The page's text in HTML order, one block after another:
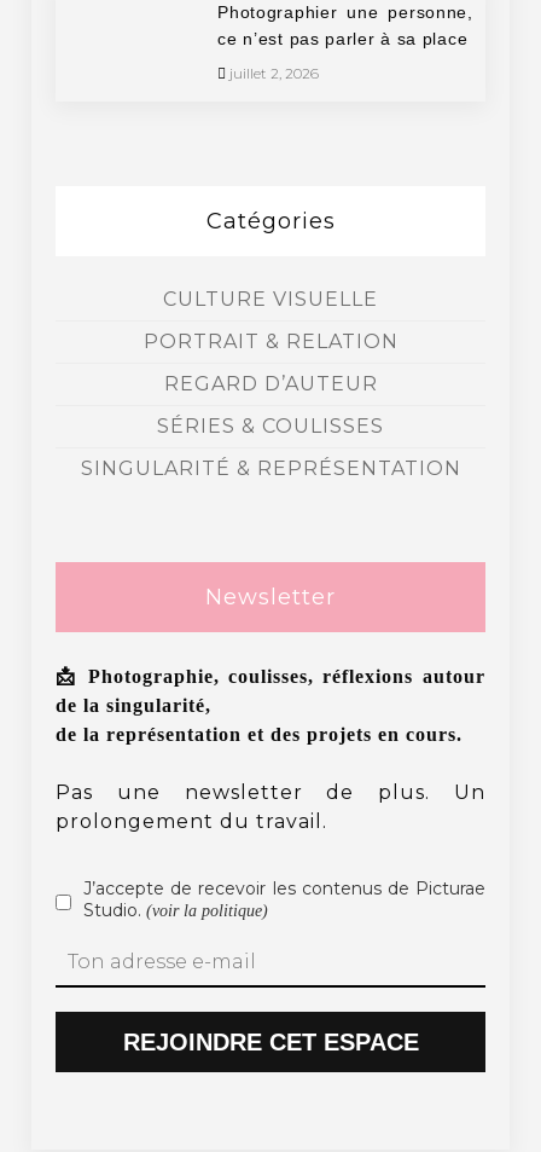
Photographier une personne,
ce n’est pas parler à sa place
juillet 2, 2026
Catégories
CULTURE VISUELLE
PORTRAIT & RELATION
REGARD D’AUTEUR
SÉRIES & COULISSES
SINGULARITÉ & REPRÉSENTATION
Newsletter
📩 Photographie, coulisses, réflexions autour
de la singularité,
de la représentation et des projets en cours.
Pas une newsletter de plus. Un
prolongement du travail.
J’accepte de recevoir les contenus de Picturae
Studio.(voir la politique)
REJOINDRE CET ESPACE